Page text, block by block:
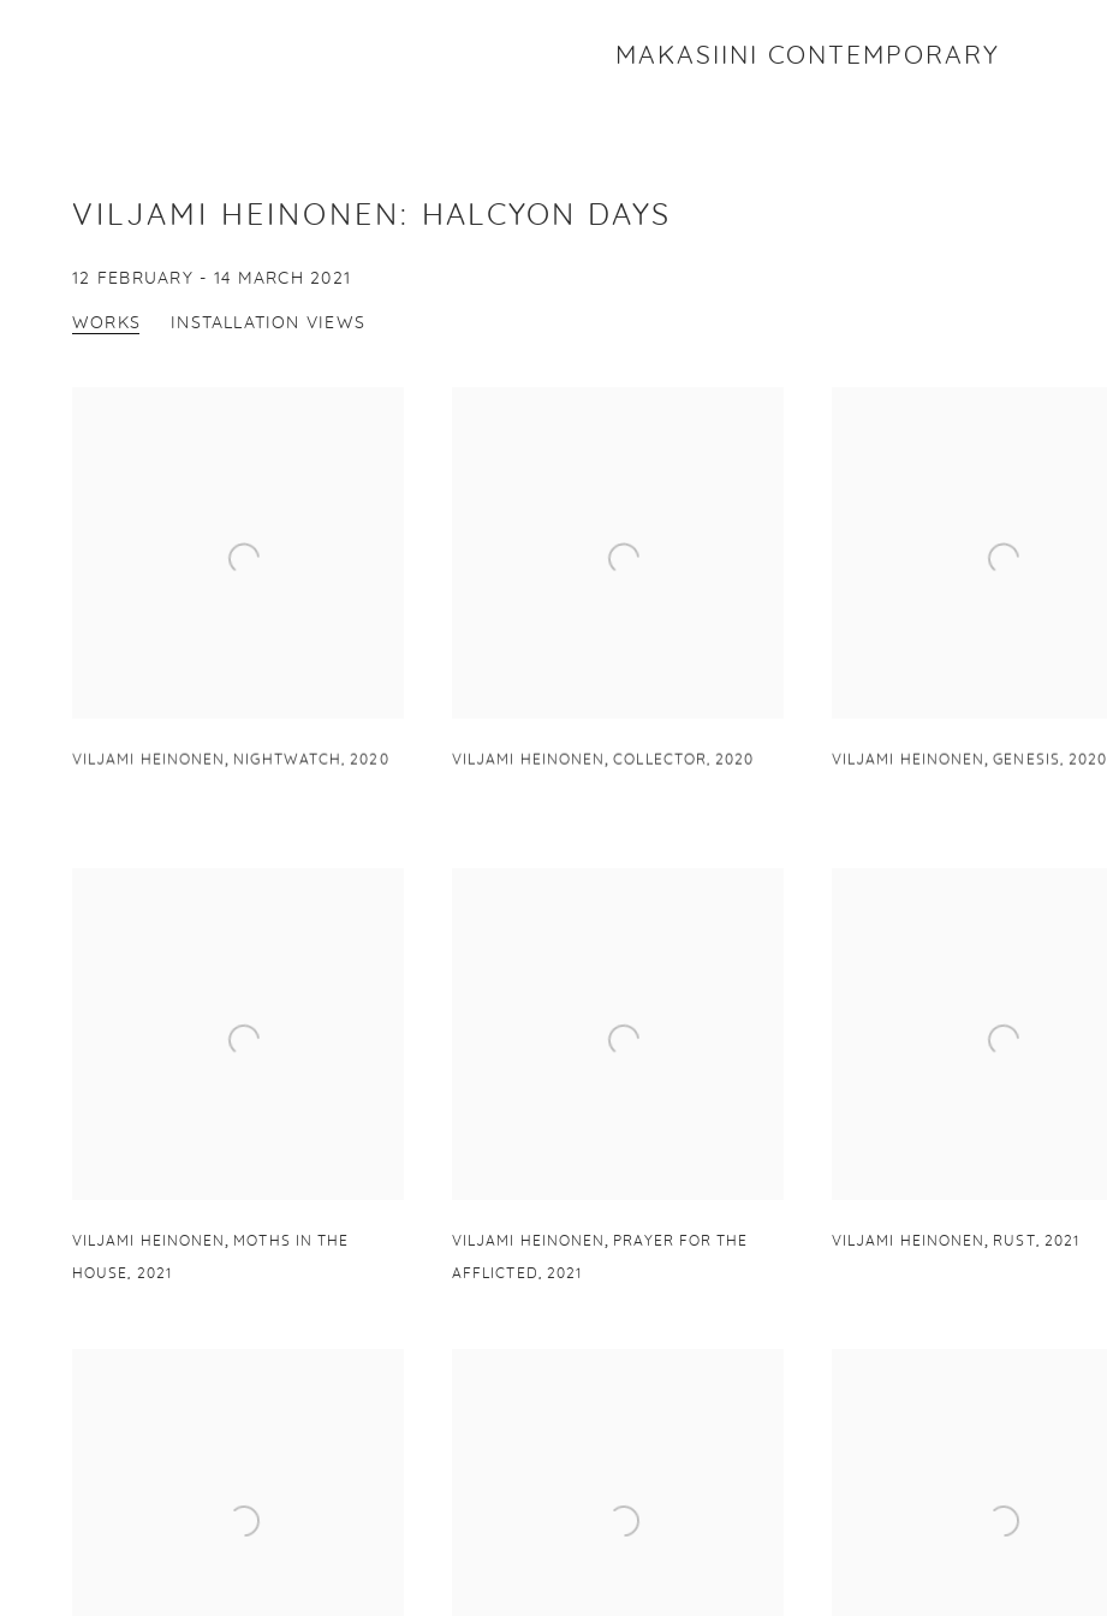
MAKASIINI CONTEMPORARY
VILJAMI HEINONEN : HALCYON DAYS
12 FEBRUARY - 14 MARCH 2021
WORKS INSTALLATION VIEWS
VILJAMI HEINONEN , NIGHTWATCH, 2020 VILJAMI HEINONEN ,COLLECTOR, 2020 VILJAMI HEINONEN ,GENESIS, 2020
VILJAMI HEINONEN , MOTHS IN THE
HOUSE 2021
VILJAMI HEINONEN , PRAYER FOR THE
AFFLICTED 2021
VILJAMI HEINONEN , RUST 2021